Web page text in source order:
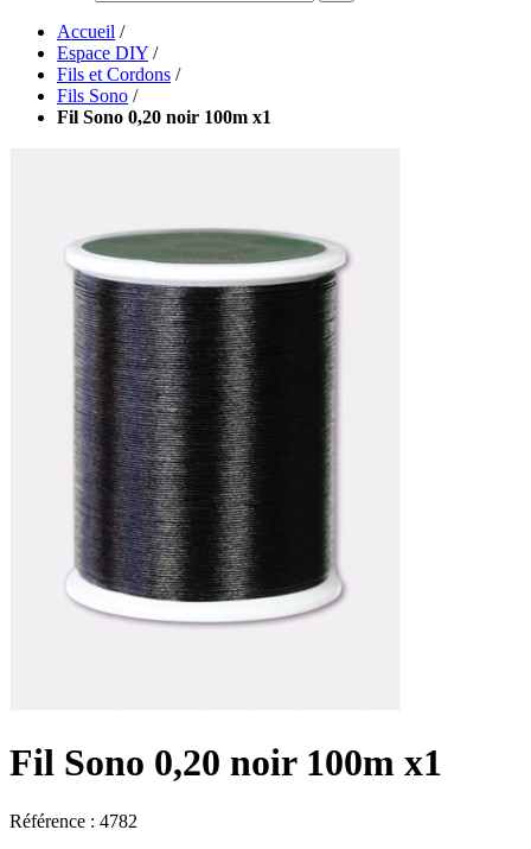
Accueil /
Espace DIY /
Fils et Cordons /
Fils Sono /
Fil Sono 0,20 noir 100m x1
Fil Sono 0,20 noir 100m x1
Référence : 4782